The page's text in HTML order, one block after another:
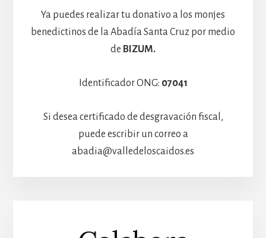
Ya puedes realizar tu donativo a los monjes
benedictinos de la Abadía Santa Cruz por medio
de BIZUM.
Identificador ONG: 07041
Si desea certificado de desgravación fiscal,
puede escribir un correo a
abadia@valledeloscaidos.es